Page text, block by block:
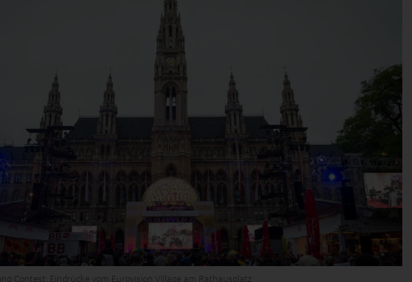
Contest: Eindrücke vom Eurovision Village am Rathausplatz